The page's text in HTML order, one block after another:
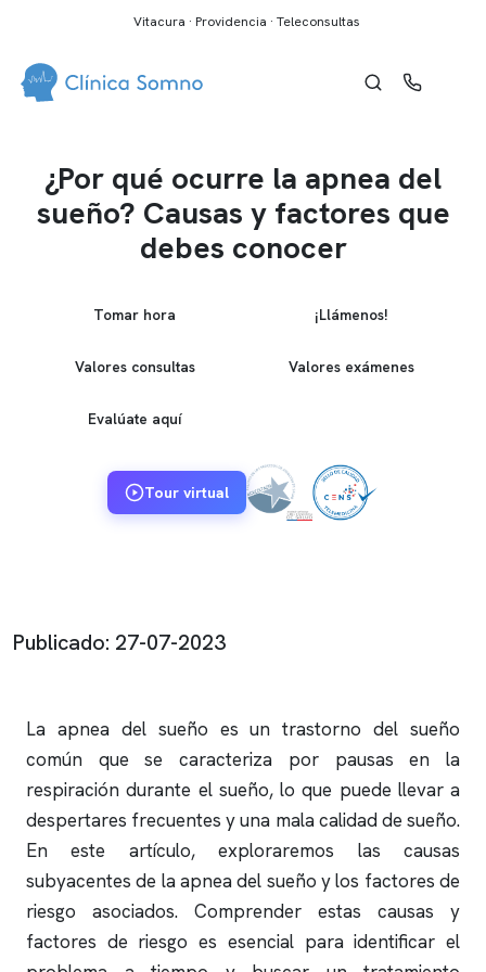
Vitacura · Providencia · Teleconsultas
¿Por qué ocurre la apnea del
sueño? Causas y factores que
debes conocer
Tomar hora ¡Llámenos!
Valores consultas Valores exámenes
Evalúate aquí
Tour virtual
Publicado: 27-07-2023
La apnea del sueño es un trastorno del sueño
común que se caracteriza por pausas en la
respiración durante el sueño, lo que puede llevar a
despertares frecuentes y una mala calidad de sueño.
En este artículo, exploraremos las causas
subyacentes de laapnea del sueño y los factores de
riesgo asociados. Comprender estas causas y
factores de riesgo es esencial para identificar el